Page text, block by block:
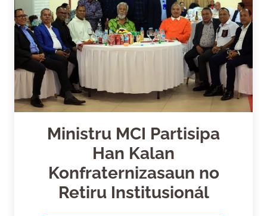
Ministru MCI Partisipa
Han Kalan
Konfraternizasaun no
Retiru Institusionál